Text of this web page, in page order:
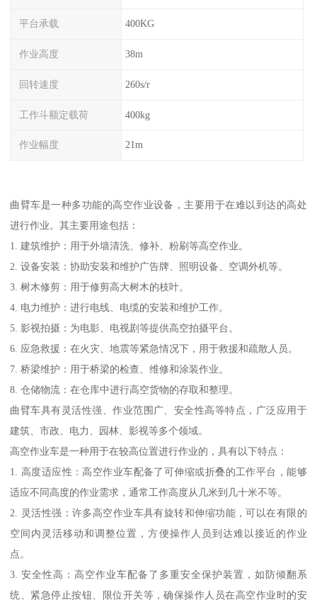
平台承载 400KG
作业高度 38m
回转速度 260s/r
工作斗额定载荷 400kg
作业幅度 21m
曲臂车是一种多功能的高空作业设备，主要用于在难以到达的高处
进行作业。其主要用途包括：
1. 建筑维护：用于外墙清洗、修补、粉刷等高空作业。
2. 设备安装：协助安装和维护广告牌、照明设备、空调外机等。
3. 树木修剪：用于修剪高大树木的枝叶。
4. 电力维护：进行电线、电缆的安装和维护工作。
5. 影视拍摄：为电影、电视剧等提供高空拍摄平台。
6. 应急救援：在火灾、地震等紧急情况下，用于救援和疏散人员。
7. 桥梁维护：用于桥梁的检查、维修和涂装作业。
8. 仓储物流：在仓库中进行高空货物的存取和整理。
曲臂车具有灵活性强、作业范围广、安全性高等特点，广泛应用于
建筑、市政、电力、园林、影视等多个领域。
高空作业车是一种用于在较高位置进行作业的，具有以下特点：
1. 高度适应性：高空作业车配备了可伸缩或折叠的工作平台，能够
适应不同高度的作业需求，通常工作高度从几米到几十米不等。
2. 灵活性强：许多高空作业车具有旋转和伸缩功能，可以在有限的
空间内灵活移动和调整位置，方便操作人员到达难以接近的作业
点。
3. 安全性高：高空作业车配备了多重安全保护装置，如防倾翻系
统、紧急停止按钮、限位开关等，确保操作人员在高空作业时的安